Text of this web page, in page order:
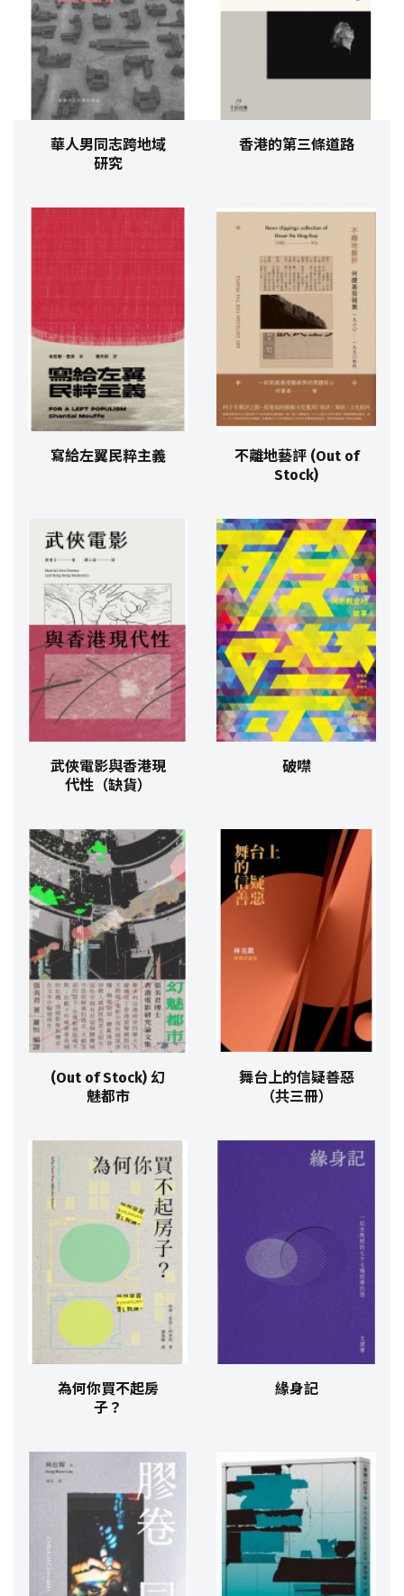
華人男同志跨地域
研究
香港的第三條道路
寫給左翼民粹主義
不離地藝評 (Out of
Stock)
武俠電影與香港現
代性（缺貨）
破噤
(Out of Stock) 幻
魅都市
舞台上的信疑善惡
（共三冊）
為何你買不起房
子？
緣身記